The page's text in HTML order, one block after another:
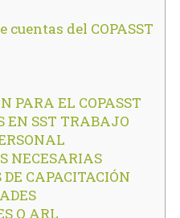
del COPASST
PARA EL COPASST
EN SST TRABAJO
NECESARIAS
CAPACITACIÓN
O ARL